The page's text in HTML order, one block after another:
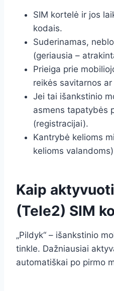
SIM kortelė ir jos
kodais.
Suderinamas,
(geriausia –
Prieiga prie
reikės savitarnos
Jei tai išankstinio
asmens tapatybės
(registracijai).
Kantrybė kelioms
kelioms
Kaip
(Tele2) SIM
„Pildyk“ – išankstinio
tinkle. Dažniausiai
automatiškai po pirmo